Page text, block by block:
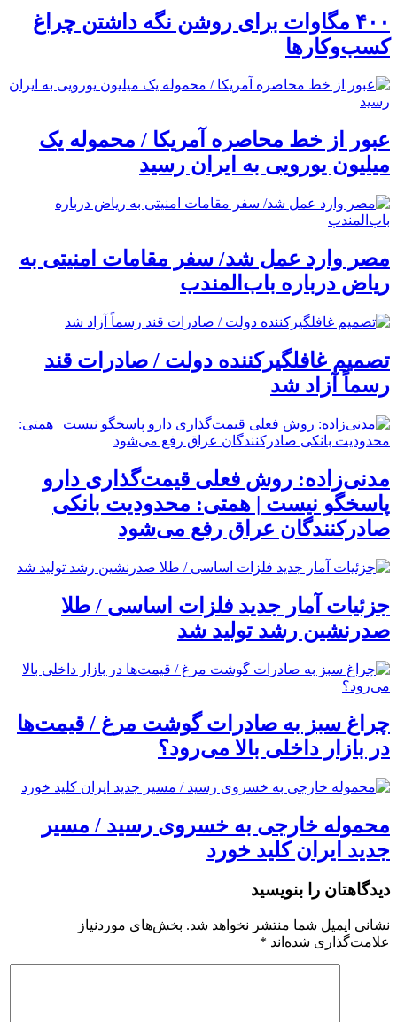
۴۰۰ مگاوات برای روشن نگه داشتن چراغ
کسب‌وکار‌ها
عبور از خط محاصره آمریکا / محموله یک
میلیون یورویی به ایران رسید
مصر وارد عمل شد/ سفر مقامات امنیتی به
ریاض درباره باب‌المندب
تصمیم غافلگیرکننده دولت / صادرات قند
رسماً آزاد شد
مدنی‌زاده: روش فعلی قیمت‌گذاری دارو
پاسخگو نیست | همتی: محدودیت بانکی
صادرکنندگان عراق رفع می‌شود
جزئیات آمار جدید فلزات اساسی / طلا
صدرنشین رشد تولید شد
چراغ سبز به صادرات گوشت مرغ / قیمت‌ها
در بازار داخلی بالا می‌رود؟
محموله خارجی به خسروی رسید / مسیر
جدید ایران کلید خورد
دیدگاهتان را بنویسید
نشانی ایمیل شما منتشر نخواهد شد. بخش‌های موردنیاز
علامت‌گذاری شده‌اند *